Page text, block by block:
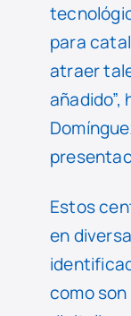
para
atraer
añadido”,
Estos
en
como